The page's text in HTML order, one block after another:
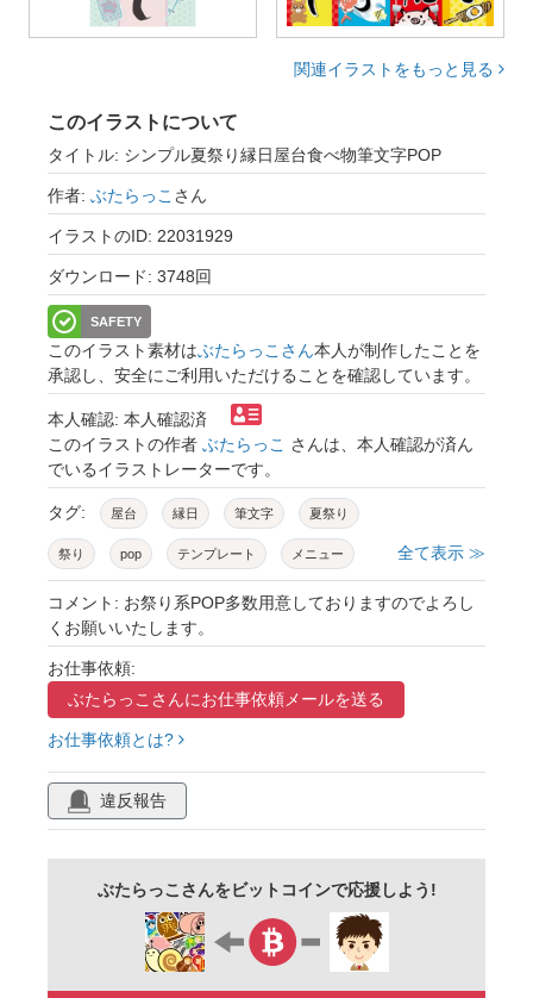
関連イラストをもっと見る
このイラストについて
タイトル: シンプル夏祭り縁日屋台食べ物筆文字POP
作者: ぶたらっこ さん
イラストのID: 22031929
ダウンロード: 3748回
SAFETY
このイラスト素材はぶたらっこさん本人が制作したことを
承認し、安全にご利用いただけることを確認しています。
本人確認: 本人確認済
このイラストの作者 ぶたらっこ さんは、本人確認が済ん
でいるイラストレーターです。
タグ: 屋台 縁日 筆文字 夏祭り
祭り pop テンプレート メニュー
お品書き 食べ物 たこ焼き 焼きそば
唐揚げ フライドポテト
フランクフルト
チョコバナナ ポップコーン 冷やしパイン
冷やしきゅうり
夜店 屋台ごっこ お祭りごっこ
おうち縁日 おうち屋台
全て表示 ≫
コメント: お祭り系POP多数用意しておりますのでよろし
くお願いいたします。
お仕事依頼:
ぶたらっこさんにお仕事依頼メールを送る
お仕事依頼とは?
違反報告
ぶたらっこさんをビットコインで応援しよう!